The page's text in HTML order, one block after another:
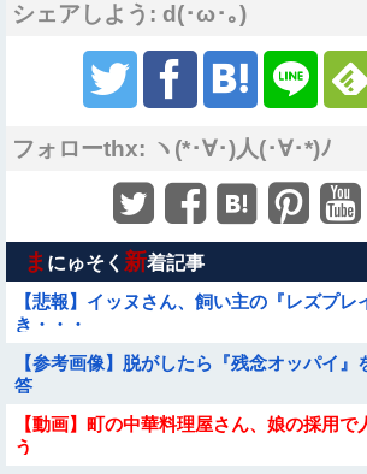
シェアしよう: d(･ω･｡)
フォローthx: ヽ(*･∀･)人(･∀･*)ﾉ
ま にゅそく 新着記事
【悲報】イッヌさん、飼い主の『レズプレ
き・・・
【参考画像】脱がしたら『残念オッパイ
答
【動画】町の中華料理屋さん、娘の採用で
う